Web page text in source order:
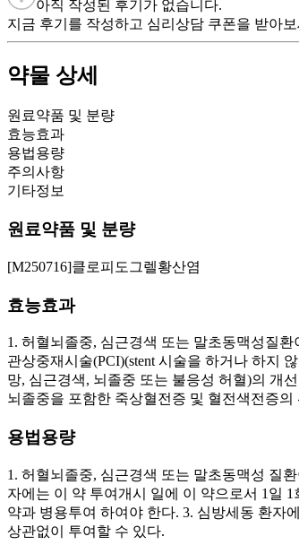
아직 작성된 후기가 없습니다.
지금 후기를 작성하고 심리상담 쿠폰을 받아
약물 상세
원료약품 및 분량
효능효과
용법용량
주의사항
기타정보
원료약품 및 분량
[M250716]클로피도그렐황산염
효능효과
1. 허혈뇌졸중, 심근경색 또는 말초동맥성질
관상중재시술(PCI)(stent 시술을 하거나 하지
망, 심근경색, 뇌졸중 또는 불응성 허혈)의 개
뇌졸중을 포함한 죽상혈전증 및 혈전색전증의
용법용량
1. 허혈뇌졸중, 심근경색 또는 말초동맥성 질
자에는 이 약 투여개시 일에 이 약으로서 1일 1
약과 병용투여 하여야 한다. 3. 심방세동 환자
상관없이 투여할 수 있다.